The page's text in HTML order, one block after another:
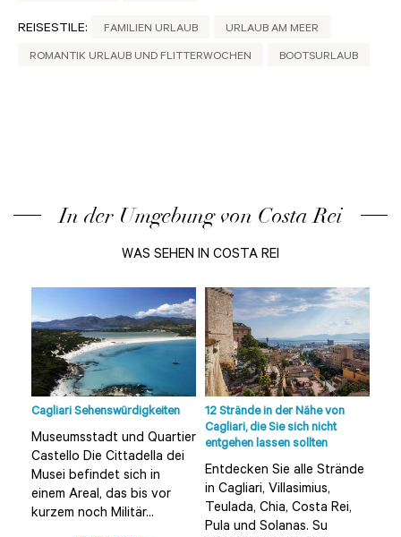
REISESTILE: FAMILIEN URLAUB URLAUB AM MEER
ROMANTIK URLAUB UND FLITTERWOCHEN BOOTSURLAUB
In der Umgebung von Costa Rei
WAS SEHEN IN COSTA REI
Cagliari Sehenswürdigkeiten
Museumsstadt und Quartier
Castello Die Cittadella dei
Musei befindet sich in
einem Areal, das bis vor
kurzem noch Militär...
12 Strände in der Nähe von
Cagliari, die Sie sich nicht
entgehen lassen sollten
Entdecken Sie alle Strände
in Cagliari, Villasimius,
Teulada, Chia, Costa Rei,
Pula und Solanas. Su